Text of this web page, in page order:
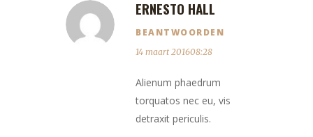
ERNESTO HALL
BEANTWOORDEN
14 maart 201608:28
Alienum phaedrum
torquatos nec eu, vis
detraxit periculis.